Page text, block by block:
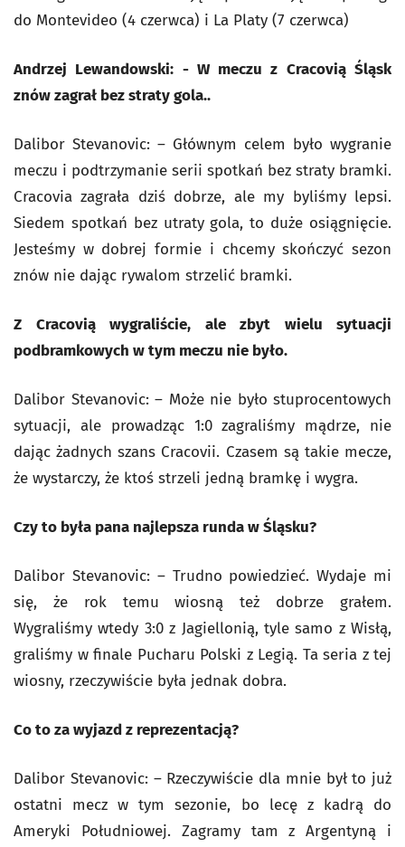
do Montevideo (4 czerwca) i La Platy (7 czerwca)
Andrzej Lewandowski: - W meczu z Cracovią Śląsk
znów zagrał bez straty gola..
Dalibor Stevanovic: – Głównym celem było wygranie
meczu i podtrzymanie serii spotkań bez straty bramki.
Cracovia zagrała dziś dobrze, ale my byliśmy lepsi.
Siedem spotkań bez utraty gola, to duże osiągnięcie.
Jesteśmy w dobrej formie i chcemy skończyć sezon
znów nie dając rywalom strzelić bramki.
Z Cracovią wygraliście, ale zbyt wielu sytuacji
podbramkowych w tym meczu nie było.
Dalibor Stevanovic: – Może nie było stuprocentowych
sytuacji, ale prowadząc 1:0 zagraliśmy mądrze, nie
dając żadnych szans Cracovii. Czasem są takie mecze,
że wystarczy, że ktoś strzeli jedną bramkę i wygra.
Czy to była pana najlepsza runda w Śląsku?
Dalibor Stevanovic: – Trudno powiedzieć. Wydaje mi
się, że rok temu wiosną też dobrze grałem.
Wygraliśmy wtedy 3:0 z Jagiellonią, tyle samo z Wisłą,
graliśmy w finale Pucharu Polski z Legią. Ta seria z tej
wiosny, rzeczywiście była jednak dobra.
Co to za wyjazd z reprezentacją?
Dalibor Stevanovic: – Rzeczywiście dla mnie był to już
ostatni mecz w tym sezonie, bo lecę z kadrą do
Ameryki Południowej. Zagramy tam z Argentyną i